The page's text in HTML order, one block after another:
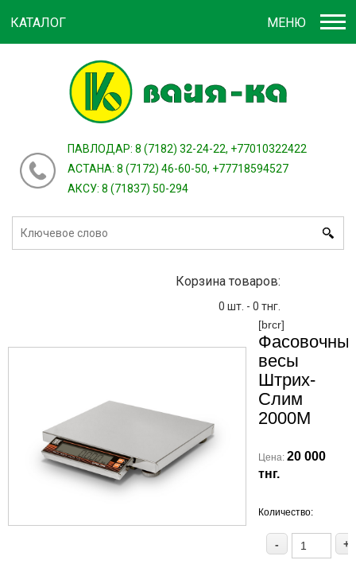
зарегистрироваться
ПАВЛОДАР: 8 (7182) 32-24-22, +77010322422
АСТАНА: 8 (7172) 46-60-50, +77718594527
АКСУ: 8 (71837) 50-294
Корзина товаров:
0 шт. - 0 тнг.
МЕНЮ
КАТАЛОГ
[brcr]
весы
Штрих-
Слим
2000М
Цена: 20 000
тнг.
Количество:
+
-